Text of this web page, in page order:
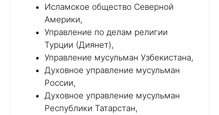
Исламское общество Северной
Америки,
Управление по делам религии
Турции (Диянет),
Управление мусульман Узбекистана,
Духовное управление мусульман
России,
Духовное управление мусульман
Республики Татарстан,